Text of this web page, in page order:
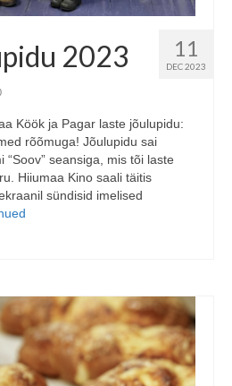
11
DEC 2023
2023
Köök ja Pagar laste jõulupidu:
rõõmuga! Jõulupidu sai
seansiga, mis tõi laste
Hiiumaa Kino saali täitis
sündisid imelised